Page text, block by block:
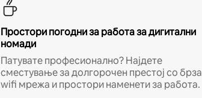
Простори погодни за работа за дигитални
номади
Патувате професионално? Најдете
сместување за долгорочен престој со брза
wifi мрежа и простори наменети за работа.